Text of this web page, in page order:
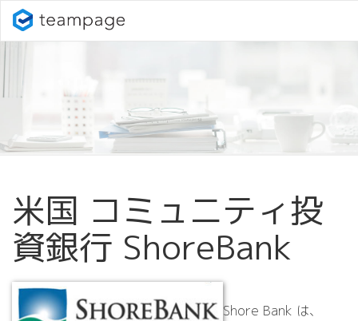
米国 コミュニティ投
資銀行 ShoreBank
Shore Bank は、